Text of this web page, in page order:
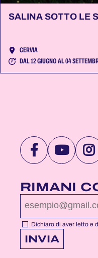
SALINA SOTTO LE
CERVIA
DAL 12 GIUGNO AL 04
VISITA
PAGINA
DI
DI
RIMANI
Dichiaro di aver letto e
INVIA